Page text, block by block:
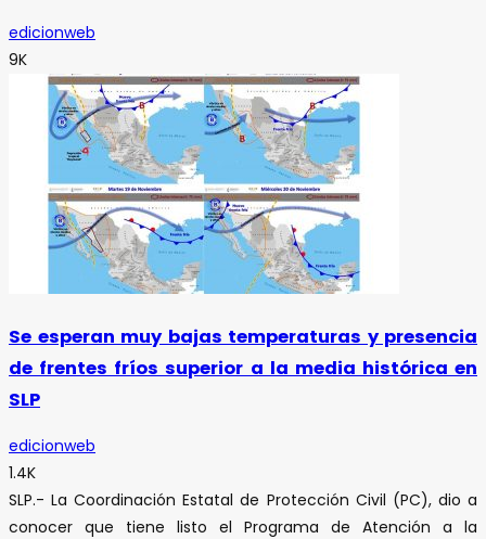
edicionweb
9K
Se esperan muy bajas temperaturas y presencia
de frentes fríos superior a la media histórica en
SLP
edicionweb
1.4K
SLP.- La Coordinación Estatal de Protección Civil (PC), dio a
conocer que tiene listo el Programa de Atención a la